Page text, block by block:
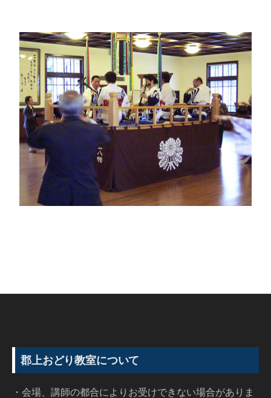
郡上おどり教室について
・会場、講師の都合によりお受けできない場合がありま